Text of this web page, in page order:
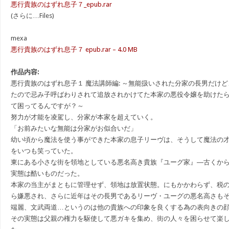
悪行貴族のはずれ息子７_epub.rar
(さらに…Files)
mexa
悪行貴族のはずれ息子７ epub.rar – 4.0 MB
作品内容:
悪行貴族のはずれ息子１ 魔法講師編: ～無能扱いされた分家の長男だけ
たので忌み子呼ばわりされて追放されかけてた本家の悪役令嬢を助けた
て困ってるんですが？～
努力が才能を凌駕し、分家が本家を超えていく。
「お前みたいな無能は分家がお似合いだ」
幼い頃から魔法を使う事ができた本家の息子リーヴは、そうして魔法の
をいつも笑っていた。
東にある小さな街を領地としている悪名高き貴族『ユーグ家』―古くか
実態は酷いものだった。
本家の当主がまともに管理せず、領地は放置状態。にもかかわらず、税
ら嫌悪され、さらに近年はその長男であるリーヴ・ユーグの悪名高さも
端麗、文武両道…というのは他の貴族への印象を良くする為の表向きの
その実態は父親の権力を駆使して悪ガキを集め、街の人々を困らせて楽